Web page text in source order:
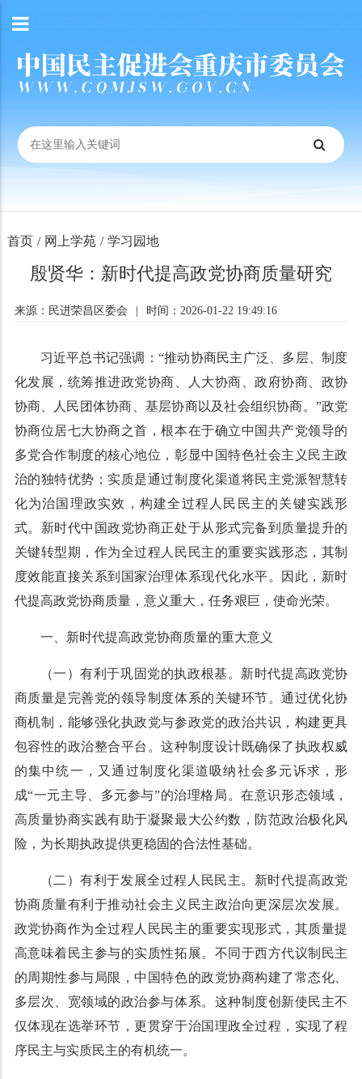
首页 / 网上学苑 / 学习园地
殷贤华：新时代提高政党协商质量研究
来源：民进荣昌区委会 时间：2026-01-22 19:49:16
习近平总书记强调：“推动协商民主广泛、多层、制度
化发展，统筹推进政党协商、人大协商、政府协商、政协
协商、人民团体协商、基层协商以及社会组织协商。”政党
协商位居七大协商之首，根本在于确立中国共产党领导的
多党合作制度的核心地位，彰显中国特色社会主义民主政
治的独特优势；实质是通过制度化渠道将民主党派智慧转
化为治国理政实效，构建全过程人民民主的关键实践形
式。新时代中国政党协商正处于从形式完备到质量提升的
关键转型期，作为全过程人民民主的重要实践形态，其制
度效能直接关系到国家治理体系现代化水平。因此，新时
代提高政党协商质量，意义重大，任务艰巨，使命光荣。
一、新时代提高政党协商质量的重大意义
（一）有利于巩固党的执政根基。新时代提高政党协
商质量是完善党的领导制度体系的关键环节。通过优化协
商机制，能够强化执政党与参政党的政治共识，构建更具
包容性的政治整合平台。这种制度设计既确保了执政权威
的集中统一，又通过制度化渠道吸纳社会多元诉求，形
成“一元主导、多元参与”的治理格局。在意识形态领域，
高质量协商实践有助于凝聚最大公约数，防范政治极化风
险，为长期执政提供更稳固的合法性基础。
（二）有利于发展全过程人民民主。新时代提高政党
协商质量有利于推动社会主义民主政治向更深层次发展。
政党协商作为全过程人民民主的重要实现形式，其质量提
高意味着民主参与的实质性拓展。不同于西方代议制民主
的周期性参与局限，中国特色的政党协商构建了常态化、
多层次、宽领域的政治参与体系。这种制度创新使民主不
仅体现在选举环节，更贯穿于治国理政全过程，实现了程
序民主与实质民主的有机统一。